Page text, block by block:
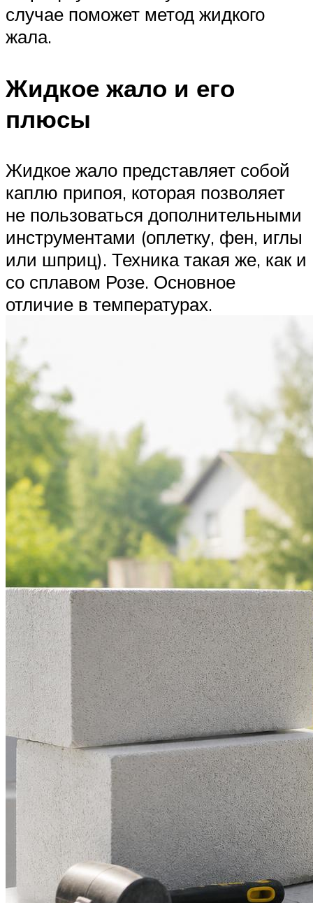
случае поможет метод жидкого
жала.
Жидкое жало и его
плюсы
Жидкое жало представляет собой
каплю припоя, которая позволяет
не пользоваться дополнительными
инструментами (оплетку, фен, иглы
или шприц). Техника такая же, как и
со сплавом Розе. Основное
отличие в температурах.